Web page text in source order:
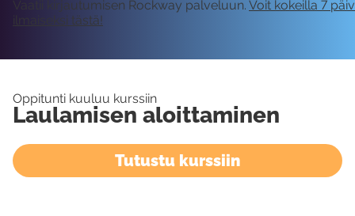
Vaatii kirjautumisen Rockway palveluun. Voit kokeilla 7
ilmaiseksi tästä!
Oppitunti kuuluu kurssiin
Laulamisen aloittaminen
Tutustu kurssiin